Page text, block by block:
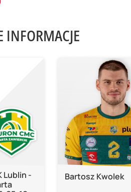
INFORMACJE
Lublin -
Bartosz Kwolek